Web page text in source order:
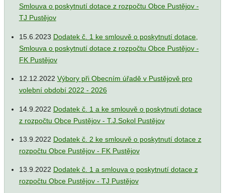
Smlouva o poskytnutí dotace z rozpočtu Obce Pustějov -
TJ Pustějov
15.6.2023 Dodatek č. 1 ke smlouvě o poskytnutí dotace,
Smlouva o poskytnutí dotace z rozpočtu Obce Pustějov -
FK Pustějov
12.12.2022 Výbory při Obecním úřadě v Pustějově pro
volební období 2022 - 2026
14.9.2022 Dodatek č. 1 a ke smlouvě o poskytnutí dotace
z rozpočtu Obce Pustějov - T.J.Sokol Pustějov
13.9.2022 Dodatek č. 2 ke smlouvě o poskytnutí dotace z
rozpočtu Obce Pustějov - FK Pustějov
13.9.2022 Dodatek č. 1 a smlouva o poskytnutí dotace z
rozpočtu Obce Pustějov - TJ Pustějov